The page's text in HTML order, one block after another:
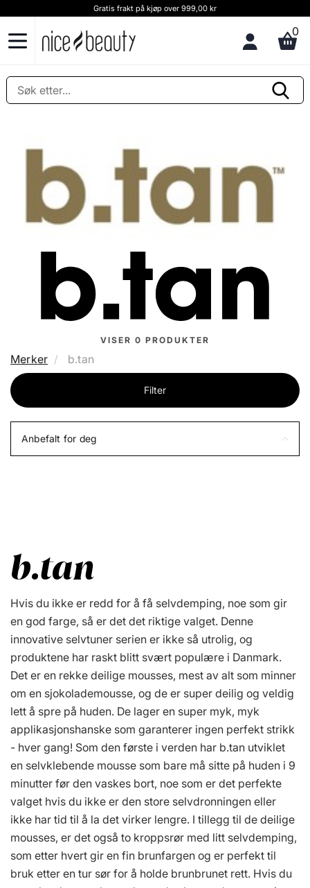
Gratis frakt på kjøp over 999,00 kr
0
VISER 0 PRODUKTER
Merker b.tan
Filter
Anbefalt for deg
b.tan
Hvis du ikke er redd for å få selvdemping, noe som gir
en god farge, så er det det riktige valget. Denne
innovative selvtuner serien er ikke så utrolig, og
produktene har raskt blitt svært populære i Danmark.
Det er en rekke deilige mousses, mest av alt som minner
om en sjokolademousse, og de er super deilig og veldig
lett å spre på huden. De lager en super myk, myk
applikasjonshanske som garanterer ingen perfekt strikk
- hver gang! Som den første i verden har b.tan utviklet
en selvklebende mousse som bare må sitte på huden i 9
minutter før den vaskes bort, noe som er det perfekte
valget hvis du ikke er den store selvdronningen eller
ikke har tid til å la det virker lengre. I tillegg til de deilige
mousses, er det også to kroppsrør med litt selvdemping,
som etter hvert gir en fin brunfargen og er perfekt til
bruk etter en tur sør for å holde brunbrunet rett. Hvis du